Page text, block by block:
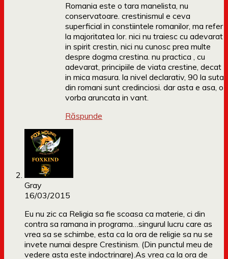
Romania este o tara manelista, nu
conservatoare. crestinismul e ceva
superficial in constiintele romanilor, ma refer
la majoritatea lor. nici nu traiesc cu adevarat
in spirit crestin, nici nu cunosc prea multe
despre dogma crestina. nu practica , cu
adevarat, principiile de viata crestine, decat
in mica masura. la nivel declarativ, 90 la suta
din romani sunt credinciosi. dar asta e asa, o
vorba aruncata in vant.
Răspunde
Gray
16/03/2015
Eu nu zic ca Religia sa fie scoasa ca materie, ci din
contra sa ramana in programa…singurul lucru care as
vrea sa se schimbe, esta ca la ora de religie sa nu se
invete numai despre Crestinism. (Din punctul meu de
vedere asta este indoctrinare).As vrea ca la ora de